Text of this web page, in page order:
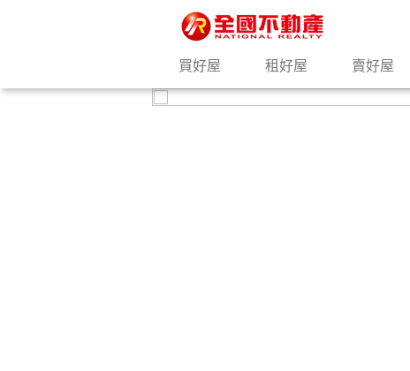
買好屋 租好屋 賣好屋